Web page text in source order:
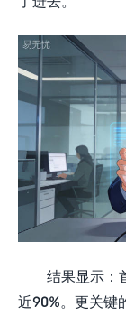
结果显示：
近90%。更关键